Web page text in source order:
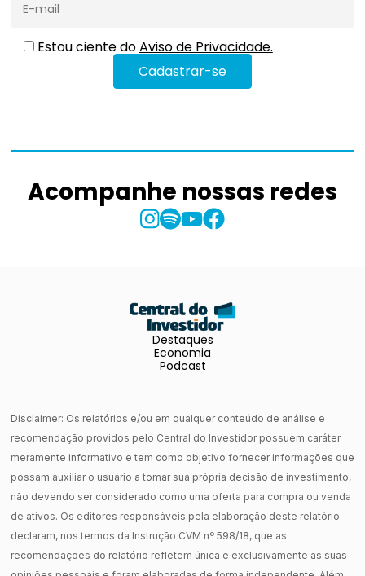
Estou ciente doAviso de Privacidade.
Acompanhe nossas redes
Destaques
Economia
Podcast
Disclaimer: Os relatórios e/ou em qualquer conteúdo de análise e
recomendação providos pelo Central do Investidor possuem caráter
meramente informativo e tem como objetivo fornecer informações que
possam auxiliar o usuário a tomar sua própria decisão de investimento,
não devendo ser considerado como uma oferta para compra ou venda
de ativos. Os editores responsáveis pela elaboração deste relatório
declaram, nos termos da Instrução CVM nº 598/18, que as
recomendações do relatório refletem única e exclusivamente as suas